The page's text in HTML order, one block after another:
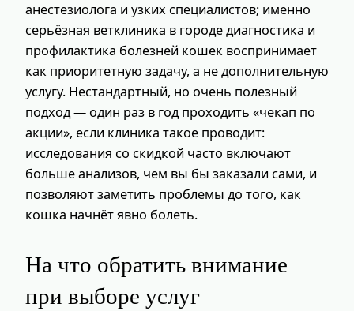
анестезиолога и узких специалистов; именно
серьёзная ветклиника в городе диагностика и
профилактика болезней кошек воспринимает
как приоритетную задачу, а не дополнительную
услугу. Нестандартный, но очень полезный
подход — один раз в год проходить «чекап по
акции», если клиника такое проводит:
исследования со скидкой часто включают
больше анализов, чем вы бы заказали сами, и
позволяют заметить проблемы до того, как
кошка начнёт явно болеть.
На что обратить внимание
при выборе услуг